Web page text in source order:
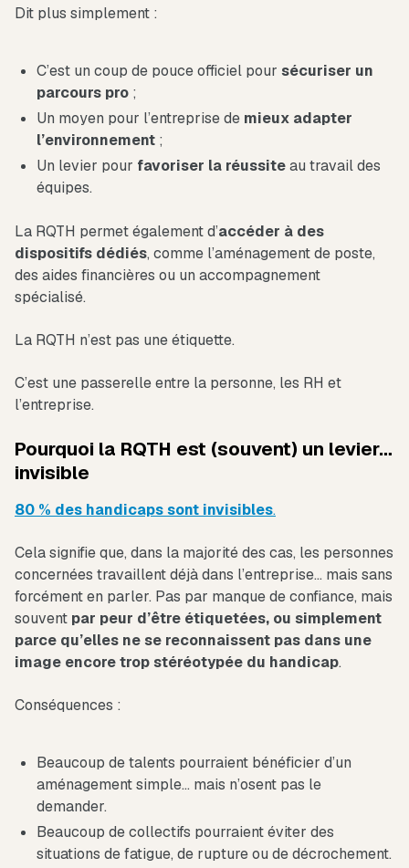
Dit plus simplement :
C’est un coup de pouce officiel pour sécuriser un
parcours pro ;
Un moyen pour l’entreprise de mieux adapter
l’environnement ;
Un levier pour favoriser la réussiteau travail des
équipes.
La RQTH permet également d’accéder à des
dispositifs dédiés, comme l’aménagement de poste,
des aides financières ou un accompagnement
spécialisé.
La RQTH n’est pas une étiquette.
C’est une passerelle entre la personne, les RH et
l’entreprise.
Pourquoi la RQTH est (souvent) un levier…
invisible
80 % des handicaps sont invisibles.
Cela signifie que, dans la majorité des cas, les personnes
concernées travaillent déjà dans l’entreprise… mais sans
forcément en parler. Pas par manque de confiance, mais
souvent par peur d’être étiquetées, ou simplement
parce qu’elles ne se reconnaissent pas dans une
image encore trop stéréotypée du handicap.
Conséquences :
Beaucoup de talents pourraient bénéficier d’un
aménagement simple… mais n’osent pas le
demander.
Beaucoup de collectifs pourraient éviter des
situations de fatigue, de rupture ou de décrochement.